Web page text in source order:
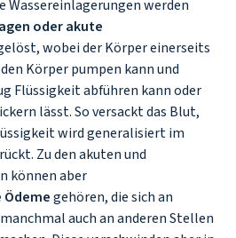
Wassereinlagerungen werden
oder akute
wobei der Körper einerseits
Körper pumpen kann und
Flüssigkeit abführen kann oder
lässt. So versackt das Blut,
wird generalisiert im
Zu den akuten und
können aber
gehören, die sich an
auch an anderen Stellen